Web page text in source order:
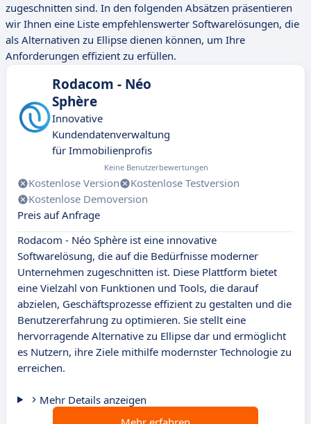
zugeschnitten sind. In den folgenden Absätzen präsentieren
wir Ihnen eine Liste empfehlenswerter Softwarelösungen, die
als Alternativen zu Ellipse dienen können, um Ihre
Anforderungen effizient zu erfüllen.
Rodacom - Néo
Sphère
Innovative
Kundendatenverwaltung
für Immobilienprofis
Keine Benutzerbewertungen
Kostenlose Version
Kostenlose Testversion
Kostenlose Demoversion
Preis auf Anfrage
Rodacom - Néo Sphère ist eine innovative
Softwarelösung, die auf die Bedürfnisse moderner
Unternehmen zugeschnitten ist. Diese Plattform bietet
eine Vielzahl von Funktionen und Tools, die darauf
abzielen, Geschäftsprozesse effizient zu gestalten und die
Benutzererfahrung zu optimieren. Sie stellt eine
hervorragende Alternative zu Ellipse dar und ermöglicht
es Nutzern, ihre Ziele mithilfe modernster Technologie zu
erreichen.
Mehr Details anzeigen